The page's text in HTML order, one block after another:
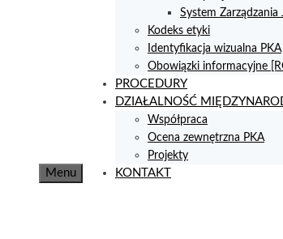
Menu
System Zarządzania
Kodeks etyki
Identyfikacja wizualna PKA
Obowiązki informacyjne
PROCEDURY
DZIAŁALNOŚĆ
Współpraca
Ocena zewnętrzna PKA
Projekty
KONTAKT